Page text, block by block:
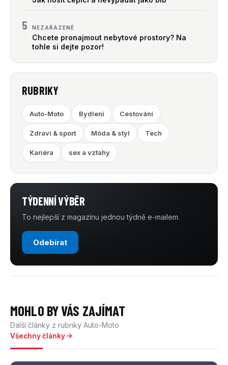
5 NEZAŘAZENÉ
Chcete pronajmout nebytové prostory? Na
tohle si dejte pozor!
RUBRIKY
Auto-Moto Bydlení Cestování
Zdraví & sport Móda & styl Tech
Kariéra sex a vztahy
TÝDENNÍ VÝBĚR
To nejlepší z magazínu jednou týdně e-mailem.
Odebírat
MOHLO BY VÁS ZAJÍMAT
Další články z rubriky Auto-Moto
Všechny články